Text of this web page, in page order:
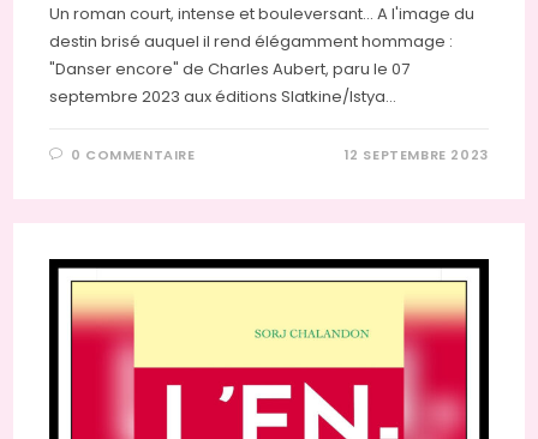
Un roman court, intense et bouleversant... A l'image du
destin brisé auquel il rend élégamment hommage :
"Danser encore" de Charles Aubert, paru le 07
septembre 2023 aux éditions Slatkine/Istya…
0 COMMENTAIRE 12 SEPTEMBRE 2023